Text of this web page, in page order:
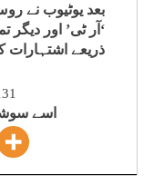
بعد یوٹیوب نے
‘آر ٹی’ اور دیگر
ذریعے اشتہارات
اسے